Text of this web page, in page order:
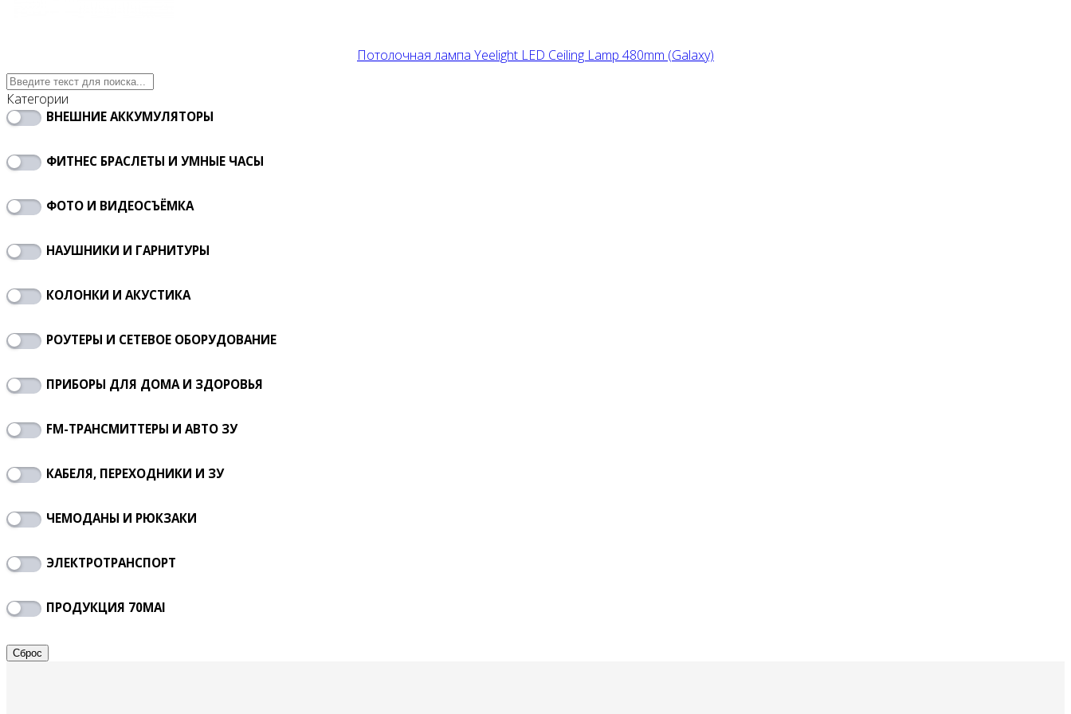
Потолочная лампа Yeelight LED Ceiling Lamp 480mm (Galaxy)
Категории
ВНЕШНИЕ АККУМУЛЯТОРЫ
ФИТНЕС БРАСЛЕТЫ И УМНЫЕ ЧАСЫ
ФОТО И ВИДЕОСЪЁМКА
НАУШНИКИ И ГАРНИТУРЫ
КОЛОНКИ И АКУСТИКА
РОУТЕРЫ И СЕТЕВОЕ ОБОРУДОВАНИЕ
ПРИБОРЫ ДЛЯ ДОМА И ЗДОРОВЬЯ
FM-ТРАНСМИТТЕРЫ И АВТО ЗУ
КАБЕЛЯ, ПЕРЕХОДНИКИ И ЗУ
ЧЕМОДАНЫ И РЮКЗАКИ
ЭЛЕКТРОТРАНСПОРТ
ПРОДУКЦИЯ 70MAI